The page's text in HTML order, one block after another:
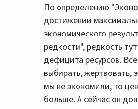
По определению
достижении
экономического
редкости", редкость
дефицита ресурсов.
выбирать, жертвовать,
мы не экономили, то
больше. А сейчас он